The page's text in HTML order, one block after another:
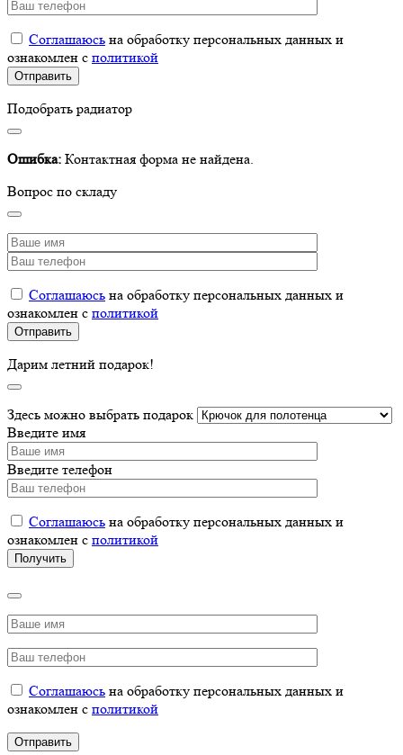
Соглашаюсь на обработку персональных данных и
ознакомлен с политикой
Подобрать радиатор
Ошибка: Контактная форма не найдена.
Вопрос по складу
Соглашаюсь на обработку персональных данных и
ознакомлен с политикой
Дарим летний подарок!
Здесь можно выбрать подарок
Введите имя
Введите телефон
Соглашаюсь на обработку персональных данных и
ознакомлен с политикой
Соглашаюсь на обработку персональных данных и
ознакомлен с политикой